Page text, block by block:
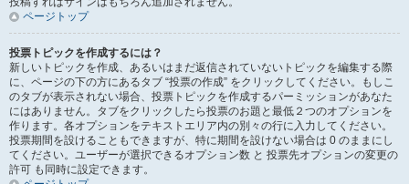
ページトップ
投票トピックを作成するには？
新しいトピックを作成、あるいはまだ返信されていないトピックを編集する際
に、ページの下の方にあるタブ “投票の作成” をクリックしてください。もしこ
のタブが表示されない場合、投票トピックを作成するパーミッションがあなた
にはありません。タブをクリックしたら投票のお題と最低２つのオプションを
作ります。各オプションをテキストエリア内の別々の行に入力してください。
投票期間を設けることもできますが、特に期間を設けない場合は 0 のままにし
てください。ユーザーが選択できるオプション数 と 投票先オプションの変更の
許可 も同時に設定できます。